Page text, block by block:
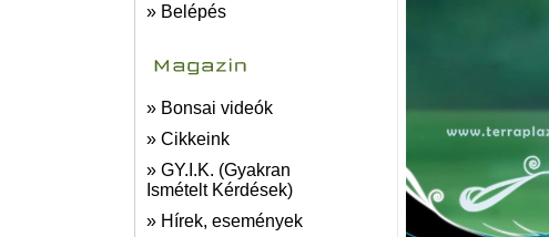
» Belépés
» Bonsai videók
» Cikkeink
» GY.I.K. (Gyakran
Ismételt Kérdések)
» Hírek, események